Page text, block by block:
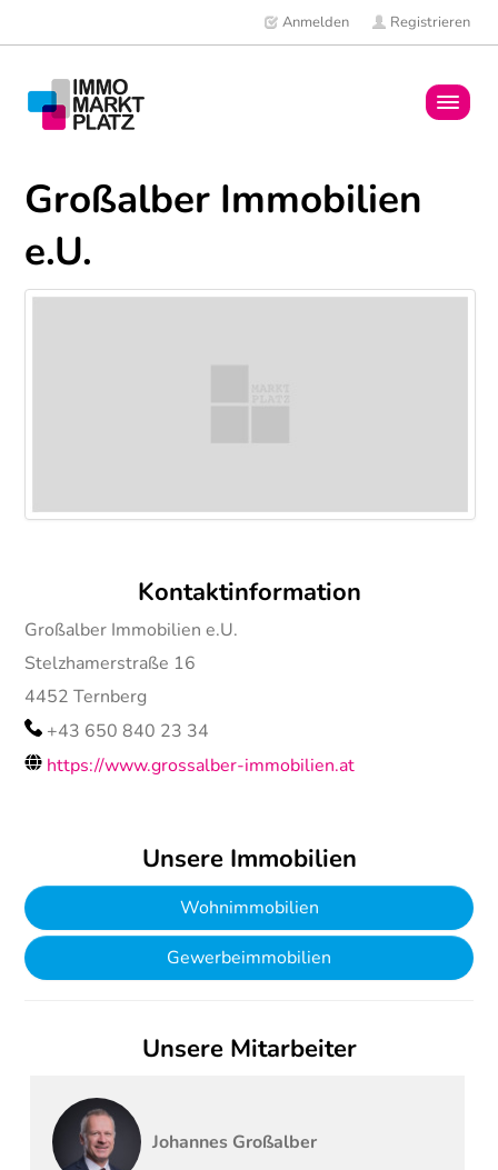
Anmelden Registrieren
Mitglieder
Großalber Immobilien
e.U.
Kontaktinformation
Großalber Immobilien e.U.
Stelzhamerstraße 16
4452Ternberg
+43 650 840 23 34
https://www.grossalber-immobilien.at
Unsere Immobilien
Wohnimmobilien
Gewerbeimmobilien
Unsere Mitarbeiter
Johannes Großalber